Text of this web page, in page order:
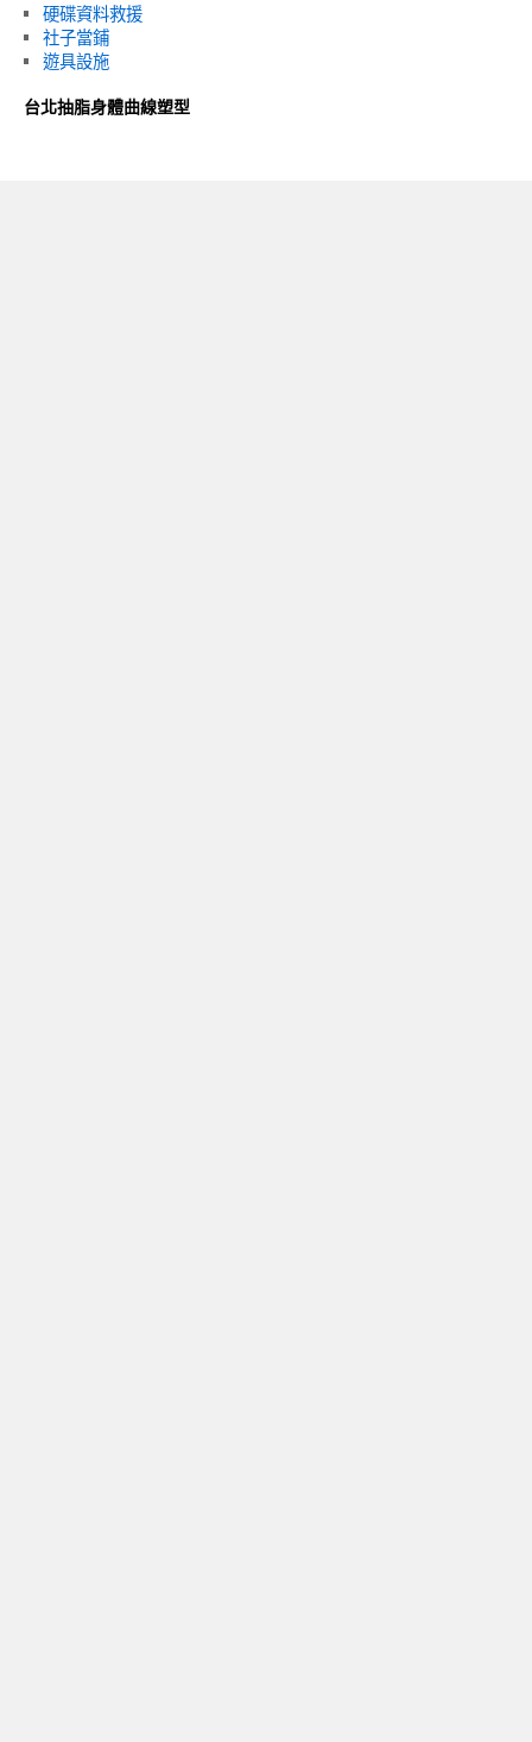
硬碟資料救援
社子當鋪
遊具設施
台北抽脂身體曲線塑型